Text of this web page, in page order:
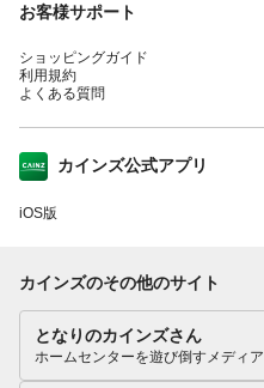
お客様サポート
ショッピングガイド
利用規約
よくある質問
カインズ公式アプリ
iOS版
カインズのその他のサイト
となりのカインズさん
ホームセンターを遊び倒すメディア